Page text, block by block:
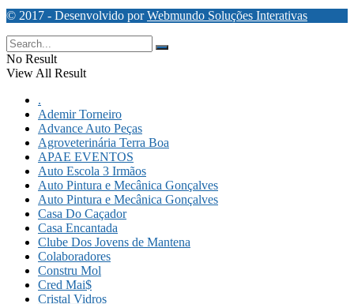
© 2017 - Desenvolvido porWebmundo Soluções Interativas
No Result
View All Result
.
Ademir Torneiro
Advance Auto Peças
Agroveterinária Terra Boa
APAE EVENTOS
Auto Escola 3 Irmãos
Auto Pintura e Mecânica Gonçalves
Auto Pintura e Mecânica Gonçalves
Casa Do Caçador
Casa Encantada
Clube Dos Jovens de Mantena
Colaboradores
Constru Mol
Cred Mai$
Cristal Vidros